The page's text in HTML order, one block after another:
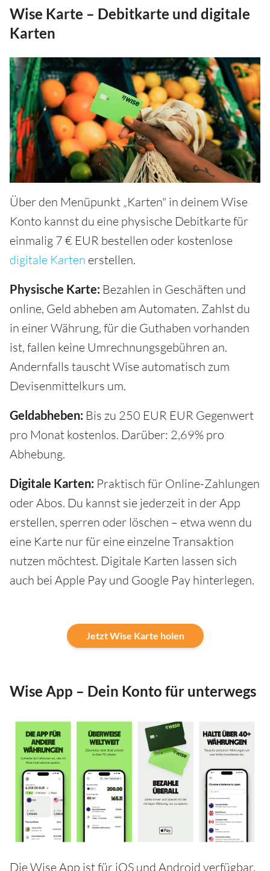
Wise Karte – Debitkarte und digitale
Karten
Über den Menüpunkt „Karten" in deinem Wise
Konto kannst du eine physische Debitkarte für
einmalig 7 € EUR bestellen oder kostenlose
digitale Karten erstellen.
Physische Karte: Bezahlen in Geschäften und
online, Geld abheben am Automaten. Zahlst du
in einer Währung, für die Guthaben vorhanden
ist, fallen keine Umrechnungsgebühren an.
Andernfalls tauscht Wise automatisch zum
Devisenmittelkurs um.
Geldabheben: Bis zu 250 EUR EUR Gegenwert
pro Monat kostenlos. Darüber: 2,69% pro
Abhebung.
Digitale Karten: Praktisch für Online-Zahlungen
oder Abos. Du kannst sie jederzeit in der App
erstellen, sperren oder löschen – etwa wenn du
eine Karte nur für eine einzelne Transaktion
nutzen möchtest. Digitale Karten lassen sich
auch bei Apple Pay und Google Pay hinterlegen.
Jetzt Wise Karte holen
Wise App – Dein Konto für unterwegs
Die Wise App ist für iOS und Android verfügbar.